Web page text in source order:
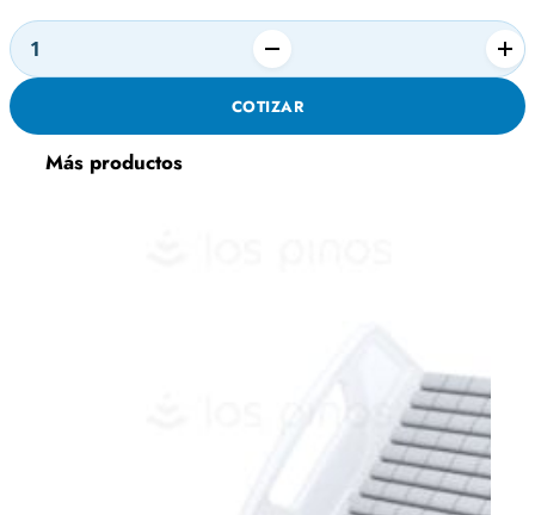
SILLA
DE
RUEDAS
COTIZAR
Alternative:
Más productos